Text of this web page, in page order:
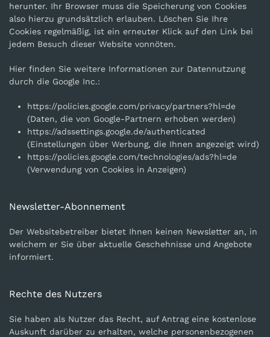
herunter. Ihr Browser muss die Speicherung von Cookies
also hierzu grundsätzlich erlauben. Löschen Sie Ihre
Cookies regelmäßig, ist ein erneuter Klick auf den Link bei
jedem Besuch dieser Website vonnöten.
Hier finden Sie weitere Informationen zur Datennutzung
durch die Google Inc.:
https://policies.google.com/privacy/partners?hl=de
(Daten, die von Google-Partnern erhoben werden)
https://adssettings.google.de/authenticated
(Einstellungen über Werbung, die Ihnen angezeigt wird)
https://policies.google.com/technologies/ads?hl=de
(Verwendung von Cookies in Anzeigen)
Newsletter-Abonnement
Der Websitebetreiber bietet Ihnen keinen Newsletter an, in
welchem er Sie über aktuelle Geschehnisse und Angebote
informiert.
Rechte des Nutzers
Sie haben als Nutzer das Recht, auf Antrag eine kostenlose
Auskunft darüber zu erhalten, welche personenbezogenen